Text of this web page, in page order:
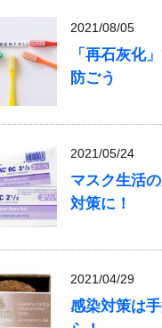
2021/08/05
「再石灰化
防ごう
2021/05/24
マスク生活
対策に！
2021/04/29
感染対策は